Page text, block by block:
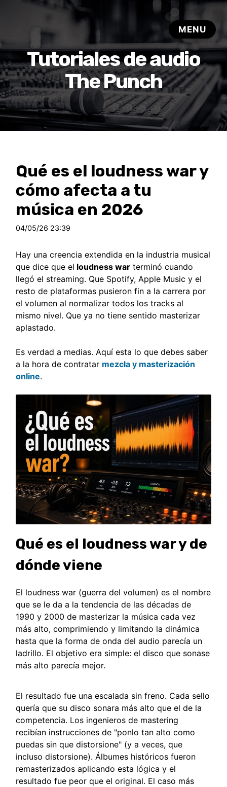
Tutoriales de audio
The Punch
Qué es el loudness war y
cómo afecta a tu
música en 2026
04/05/26 23:39
Hay una creencia extendida en la industria musical
que dice que el loudness war terminó cuando
llegó el streaming. Que Spotify, Apple Music y el
resto de plataformas pusieron fin a la carrera por
el volumen al normalizar todos los tracks al
mismo nivel. Que ya no tiene sentido masterizar
aplastado.
Es verdad a medias. Aquí esta lo que debes saber
a la hora de contratar mezcla y masterización
online.
Qué es el loudness war y de
dónde viene
El loudness war (guerra del volumen) es el nombre
que se le da a la tendencia de las décadas de
1990 y 2000 de masterizar la música cada vez
más alto, comprimiendo y limitando la dinámica
hasta que la forma de onda del audio parecía un
ladrillo. El objetivo era simple: el disco que sonase
más alto parecía mejor.
El resultado fue una escalada sin freno. Cada sello
quería que su disco sonara más alto que el de la
competencia. Los ingenieros de mastering
recibían instrucciones de "ponlo tan alto como
puedas sin que distorsione" (y a veces, que
incluso distorsione). Álbumes históricos fueron
remasterizados aplicando esta lógica y el
resultado fue peor que el original. El caso más